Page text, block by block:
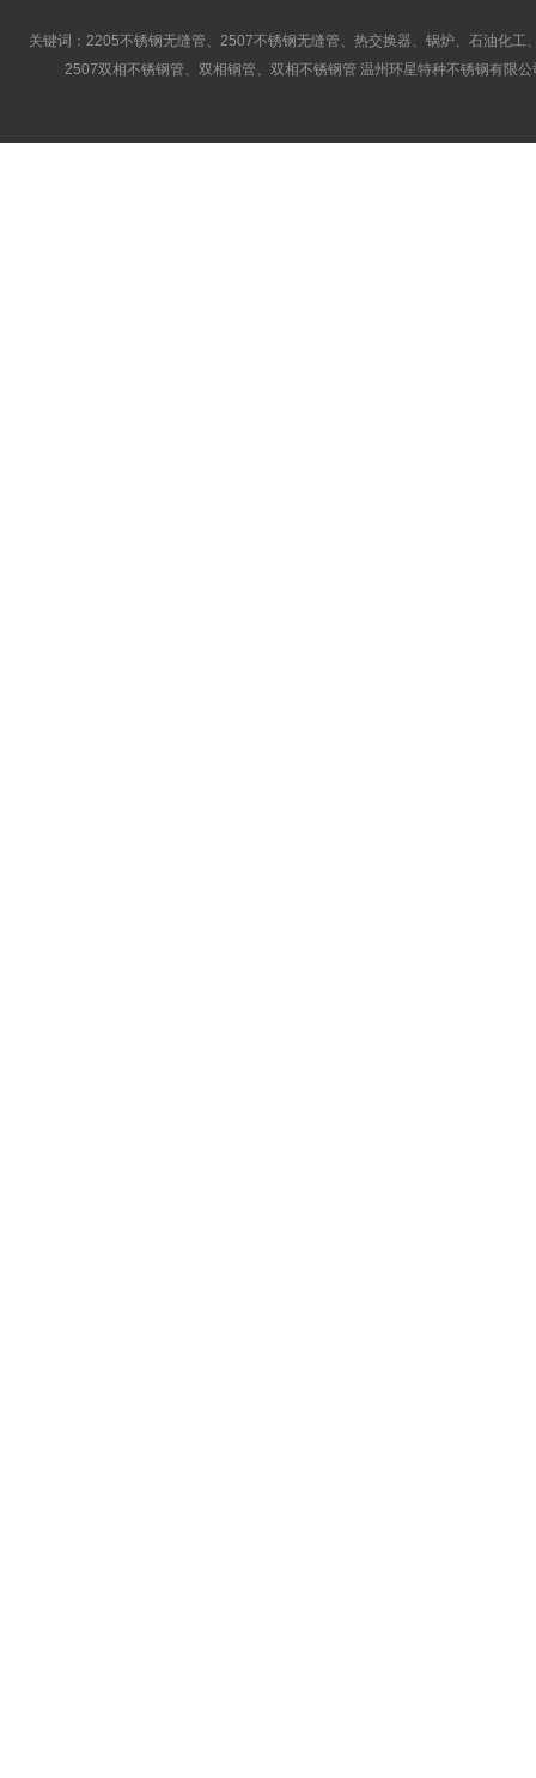
关键词：2205不锈钢无缝管、2507不锈钢无缝管、热交换器、锅炉、石油化
2507双相不锈钢管、双相钢管、双相不锈钢管 温州环星特种不锈钢有限